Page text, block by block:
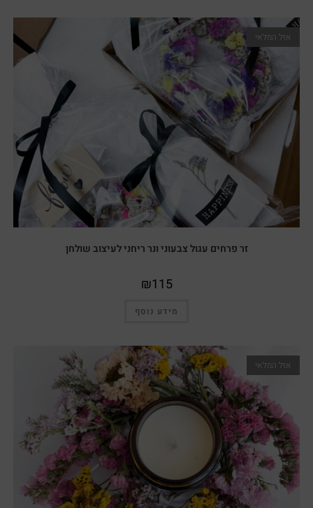
אזל המלאי
זר פרחים עגול צבעוני ונר ריחני לעיצוב שולחן
₪115
מידע נוסף
אזל המלאי